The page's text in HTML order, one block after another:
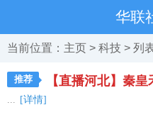
华联
当前位置： 主页 > 科技 > 列
推荐 【直播河北】秦
... [详情]